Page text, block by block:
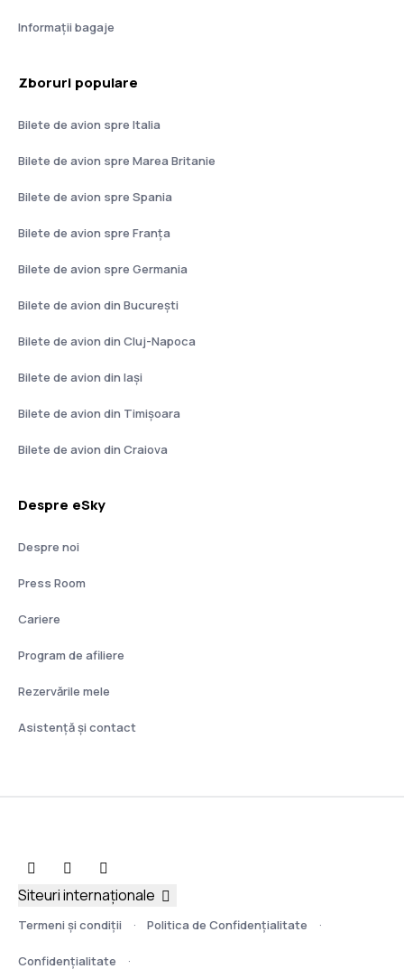
Informații bagaje
Zboruri populare
Bilete de avion spre Italia
Bilete de avion spre Marea Britanie
Bilete de avion spre Spania
Bilete de avion spre Franţa
Bilete de avion spre Germania
Bilete de avion din București
Bilete de avion din Cluj-Napoca
Bilete de avion din Iași
Bilete de avion din Timișoara
Bilete de avion din Craiova
Despre eSky
Despre noi
Press Room
Cariere
Program de afiliere
Rezervările mele
Asistenţă şi contact
Termeni şi condiţii Politica de Confidențialitate
Confidențialitate
Siteuri internaționale